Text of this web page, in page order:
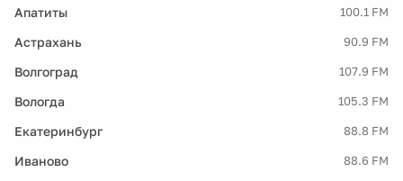
Апатиты 100.1 FM
Астрахань 90.9 FM
Волгоград 107.9 FM
Вологда 105.3 FM
Екатеринбург 88.8 FM
Иваново 88.6 FM